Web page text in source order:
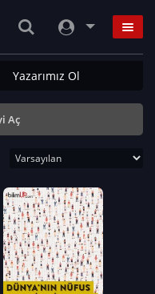
Yazarımız Ol
Aç